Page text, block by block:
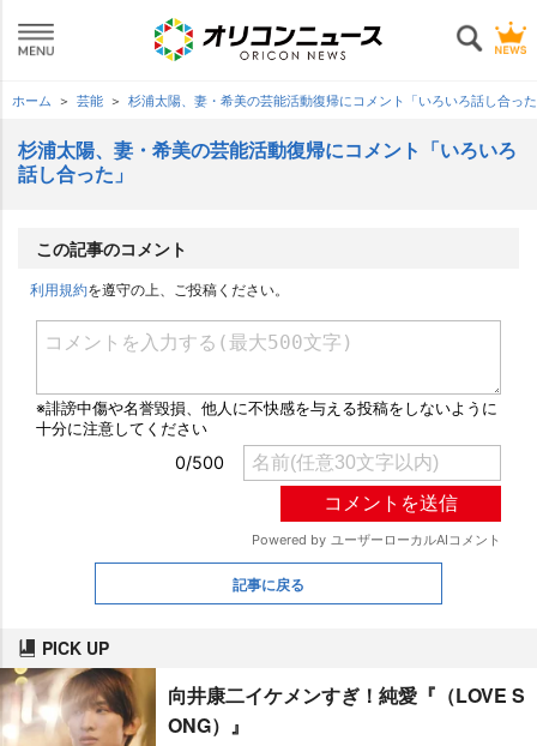
ホーム 芸能 杉浦太陽、妻・希美の芸能活動復帰にコメント「いろいろ話し合っ
杉浦太陽、妻・希美の芸能活動復帰にコメント「いろいろ
話し合った」
この記事のコメント
利用規約を遵守の上、ご投稿ください。
記事に戻る
PICK UP
向井康二イケメンすぎ！純愛『（LOVE S
ONG）』